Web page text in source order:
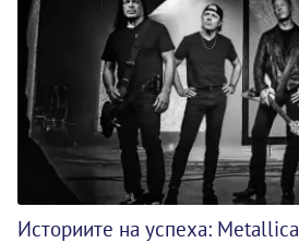
Историите на успеха: Metallica